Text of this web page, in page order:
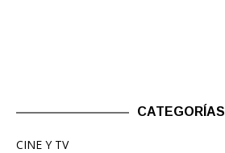
CATEGORÍAS
CINE Y TV